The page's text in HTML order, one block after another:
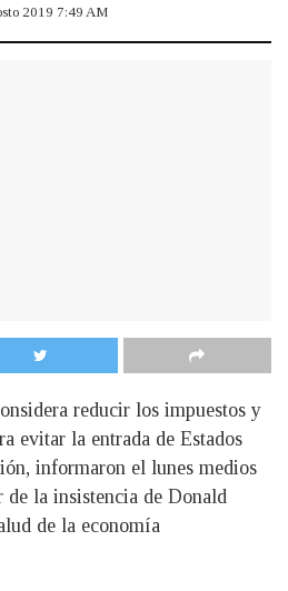
2019 7:49 AM
reducir los impuestos y
evitar la entrada de Estados
informaron el lunes medios
de la insistencia de Donald
de la economía